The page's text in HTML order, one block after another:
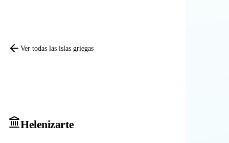
Ver todas las islas griegas
Helenizarte